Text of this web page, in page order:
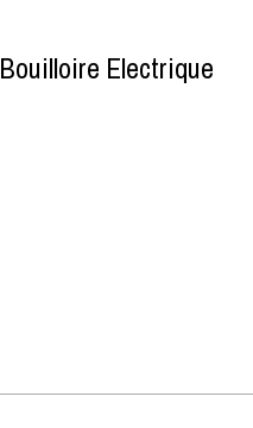
Bouilloire Electrique